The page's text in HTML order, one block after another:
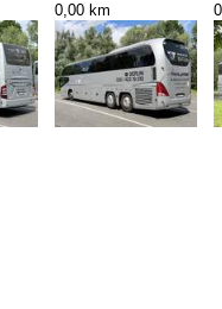
0,00 km